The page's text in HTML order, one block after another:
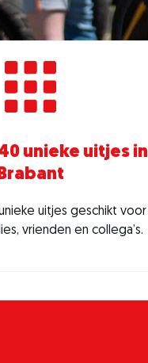
unieke uitjes in
Brabant
uitjes geschikt voor
vrienden en collega’s.